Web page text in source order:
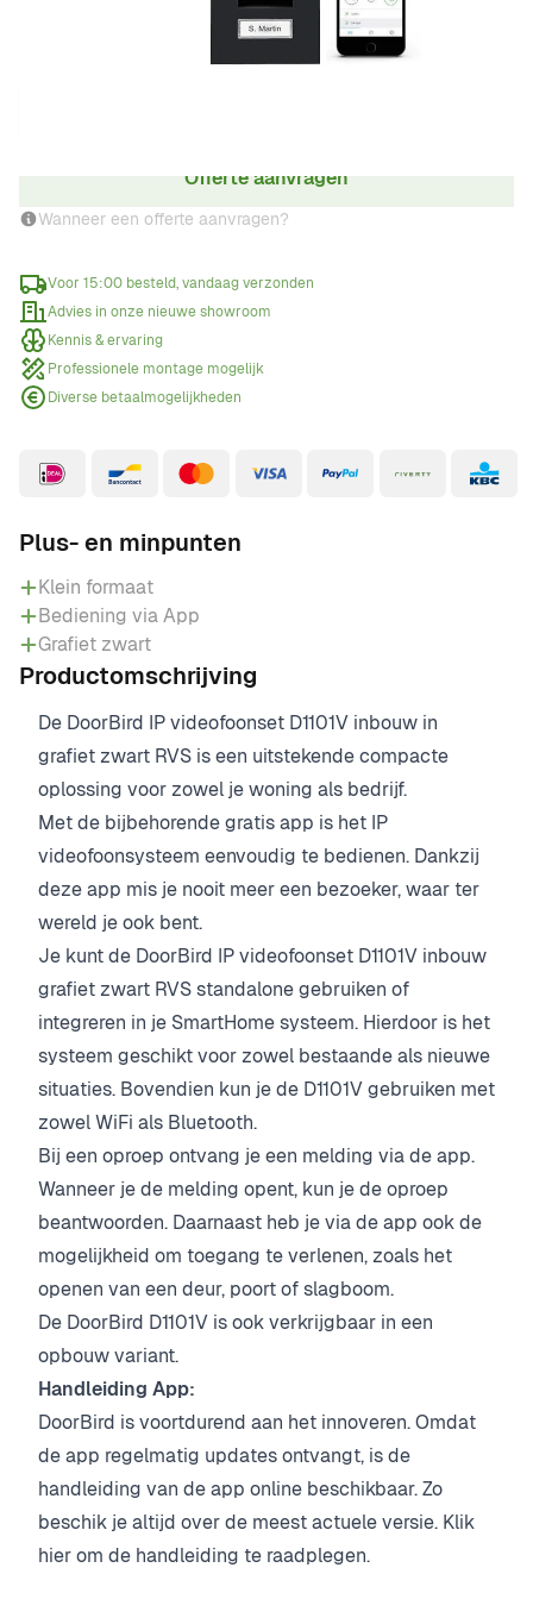
Offerte aanvragen
Wanneer een offerte aanvragen?
Voor 15:00 besteld, vandaag verzonden
Advies in onze nieuwe showroom
Kennis & ervaring
Professionele montage mogelijk
Diverse betaalmogelijkheden
Plus- en minpunten
Klein formaat
Bediening via App
Grafiet zwart
Productomschrijving
De DoorBird IP videofoonset D1101V inbouw in
grafiet zwart RVS is een uitstekende compacte
oplossing voor zowel je woning als bedrijf.
Met de bijbehorende gratis app is het IP
videofoonsysteem eenvoudig te bedienen. Dankzij
deze app mis je nooit meer een bezoeker, waar ter
wereld je ook bent.
Je kunt de DoorBird IP videofoonset D1101V inbouw
grafiet zwart RVS standalone gebruiken of
integreren in je SmartHome systeem. Hierdoor is het
systeem geschikt voor zowel bestaande als nieuwe
situaties. Bovendien kun je de D1101V gebruiken met
zowel WiFi als Bluetooth.
Bij een oproep ontvang je een melding via de app.
Wanneer je de melding opent, kun je de oproep
beantwoorden. Daarnaast heb je via de app ook de
mogelijkheid om toegang te verlenen, zoals het
openen van een deur, poort of slagboom.
De DoorBird D1101V is ook verkrijgbaar in een
opbouw variant.
Handleiding App:
DoorBird is voortdurend aan het innoveren. Omdat
de app regelmatig updates ontvangt, is de
handleiding van de app online beschikbaar. Zo
beschik je altijd over de meest actuele versie. Klik
hier om de handleiding te raadplegen.